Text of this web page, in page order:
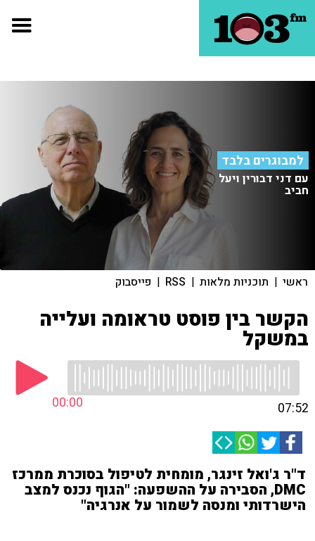
למבוגרים בלבד
עם דני דבורין ויעל
חביב
ראשי | תוכניות מלאות |
RSS
| פייסבוק
הקשר בין פוסט טראומה ועלייה
במשקל
00:00 07:52
ד"ר ג'ואל זינגר, מומחית לטיפול בסוכרת ממרכז
DMC, הסבירה על ההשפעה: "הגוף נכנס למצב
הישרדותי ומנסה לשמור על אנרגיה"